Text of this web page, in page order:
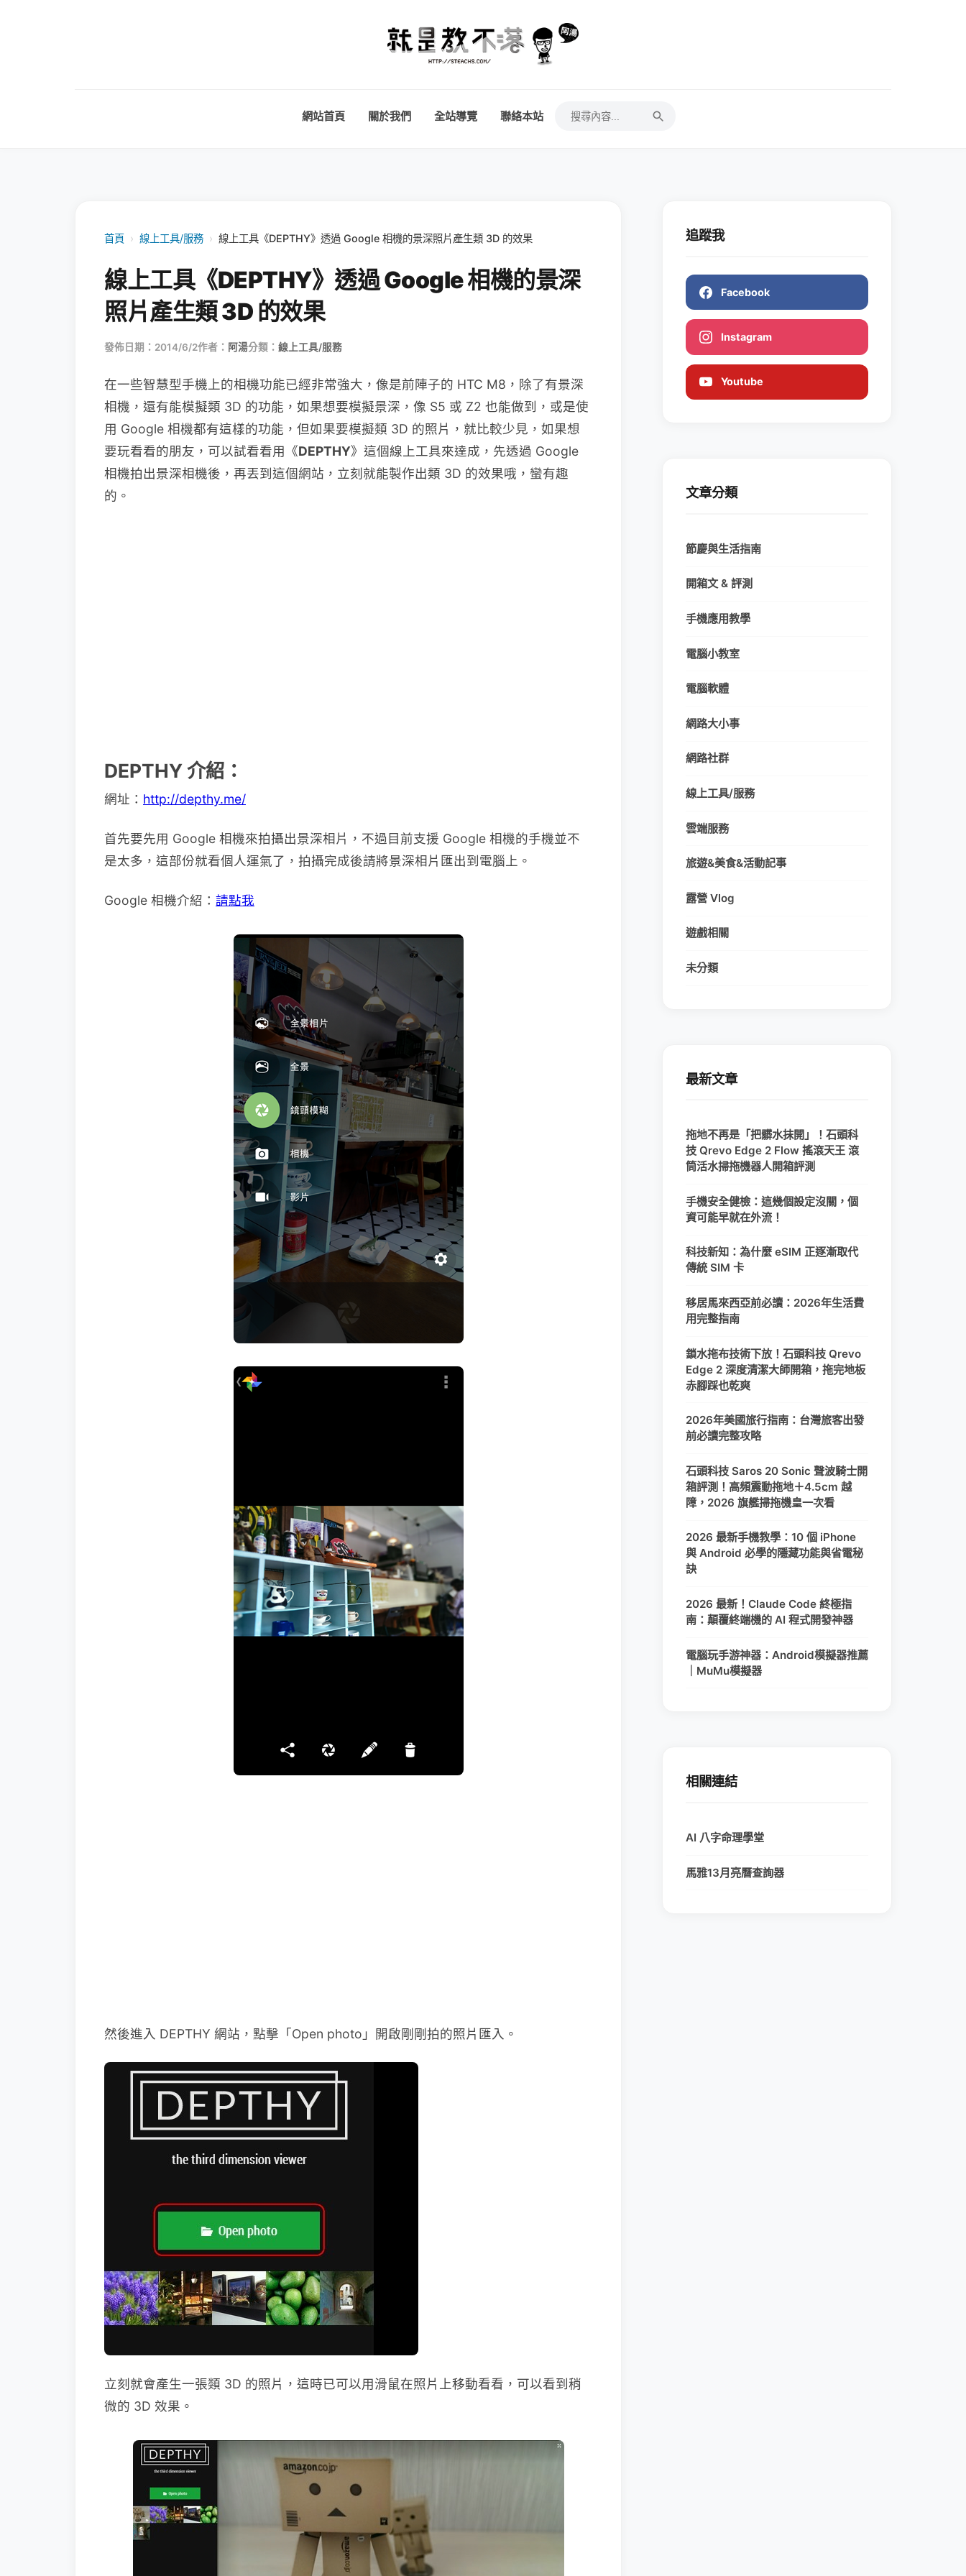
網站首頁 關於我們 全站導覽 聯絡本站
首頁 › 線上工具/服務 › 線上工具《DEPTHY》透過 Google 相機的景深照片產生類 3D 的效果
線上工具《DEPTHY》透過 Google 相機的景深
照片產生類 3D 的效果
發佈日期：2014/6/2作者： 阿湯分類： 線上工具/服務
在一些智慧型手機上的相機功能已經非常強大，像是前陣子的 HTC M8，除了有景深
相機，還有能模擬類 3D 的功能，如果想要模擬景深，像 S5 或 Z2 也能做到，或是使
用 Google 相機都有這樣的功能，但如果要模擬類 3D 的照片，就比較少見，如果想
要玩看看的朋友，可以試看看用《DEPTHY》這個線上工具來達成，先透過 Google
相機拍出景深相機後，再丟到這個網站，立刻就能製作出類 3D 的效果哦，蠻有趣
的。
DEPTHY 介紹：
網址： http://depthy.me/
首先要先用 Google 相機來拍攝出景深相片，不過目前支援 Google 相機的手機並不
是太多，這部份就看個人運氣了，拍攝完成後請將景深相片匯出到電腦上。
Google 相機介紹： 請點我
然後進入 DEPTHY 網站，點擊「Open photo」開啟剛剛拍的照片匯入。
立刻就會產生一張類 3D 的照片，這時已可以用滑鼠在照片上移動看看，可以看到稍
微的 3D 效果。
追蹤我
Facebook
Instagram
Youtube
文章分類
節慶與生活指南
開箱文 & 評測
手機應用教學
電腦小教室
電腦軟體
網路大小事
網路社群
線上工具/服務
雲端服務
旅遊&美食&活動記事
露營 Vlog
遊戲相關
未分類
最新文章
拖地不再是「把髒水抹開」！石頭科
技 Qrevo Edge 2 Flow 搖滾天王 滾
筒活水掃拖機器人開箱評測
手機安全健檢：這幾個設定沒關，個
資可能早就在外流！
科技新知：為什麼 eSIM 正逐漸取代
傳統 SIM 卡
移居馬來西亞前必讀：2026年生活費
用完整指南
鎖水拖布技術下放！石頭科技 Qrevo
Edge 2 深度清潔大師開箱，拖完地板
赤腳踩也乾爽
2026年美國旅行指南：台灣旅客出發
前必讀完整攻略
石頭科技 Saros 20 Sonic 聲波騎士開
箱評測！高頻震動拖地＋4.5cm 越
障，2026 旗艦掃拖機皇一次看
2026 最新手機教學：10 個 iPhone
與 Android 必學的隱藏功能與省電秘
訣
2026 最新！Claude Code 終極指
南：顛覆終端機的 AI 程式開發神器
電腦玩手游神器：Android模擬器推薦
｜MuMu模擬器
相關連結
AI 八字命理學堂
馬雅13月亮曆查詢器